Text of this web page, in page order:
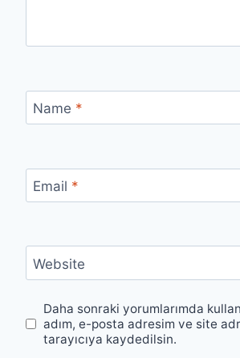
Name *
Email *
Website
Daha sonraki yorumlarımda
adım, e-posta adresim ve site
tarayıcıya kaydedilsin.